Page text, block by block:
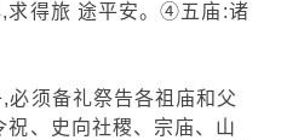
求得旅 途平安。④五庙:诸
必须备礼祭告各祖庙和父
、史向社稷、宗庙、山